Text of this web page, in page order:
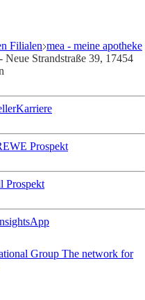
Filialen mea - meine apotheke
Neue Strandstraße 39, 17454
Karriere
Prospekt
Prospekt
App
Group The network for